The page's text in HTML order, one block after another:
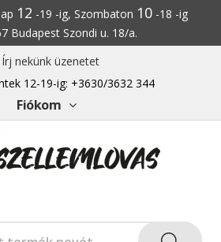
12 -19 -ig, Szombaton 10-18 -ig
Budapest Szondi u. 18/a.
nekünk üzenetet
12-19-ig: +3630/3632 344
Fiókom